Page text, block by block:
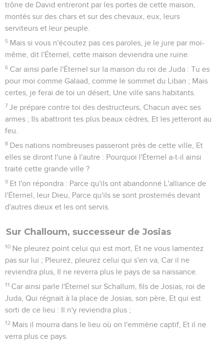
trône de David entreront par les portes de cette maison,
montés sur des chars et sur des chevaux, eux, leurs
serviteurs et leur peuple.
5 Mais si vous n'écoutez pas ces paroles, je le jure par moi-
même, dit l'Éternel, cette maison deviendra une ruine.
6 Car ainsi parle l'Éternel sur la maison du roi de Juda : Tu es
pour moi comme Galaad, comme le sommet du Liban ; Mais
certes, je ferai de toi un désert, Une ville sans habitants.
7 Je prépare contre toi des destructeurs, Chacun avec ses
armes ; Ils abattront tes plus beaux cèdres, Et les jetteront au
feu.
8 Des nations nombreuses passeront près de cette ville, Et
elles se diront l'une à l'autre : Pourquoi l'Éternel a-t-il ainsi
traité cette grande ville ?
9 Et l'on répondra : Parce qu'ils ont abandonné L'alliance de
l'Éternel, leur Dieu, Parce qu'ils se sont prosternés devant
d'autres dieux et les ont servis.
Sur Challoum, successeur de Josias
10 Ne pleurez point celui qui est mort, Et ne vous lamentez
pas sur lui ; Pleurez, pleurez celui qui s'en va, Car il ne
reviendra plus, Il ne reverra plus le pays de sa naissance.
11 Car ainsi parle l'Éternel sur Schallum, fils de Josias, roi de
Juda, Qui régnait à la place de Josias, son père, Et qui est
sorti de ce lieu : Il n'y reviendra plus ;
12 Mais il mourra dans le lieu où on l'emmène captif, Et il ne
verra plus ce pays.